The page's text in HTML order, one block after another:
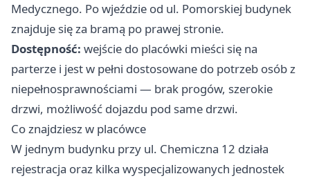
Medycznego. Po wjeździe od ul. Pomorskiej budynek
znajduje się za bramą po prawej stronie.
Dostępność: wejście do placówki mieści się na
parterze i jest w pełni dostosowane do potrzeb osób z
niepełnosprawnościami — brak progów, szerokie
drzwi, możliwość dojazdu pod same drzwi.
Co znajdziesz w placówce
W jednym budynku przy ul. Chemiczna 12 działa
rejestracja oraz kilka wyspecjalizowanych jednostek